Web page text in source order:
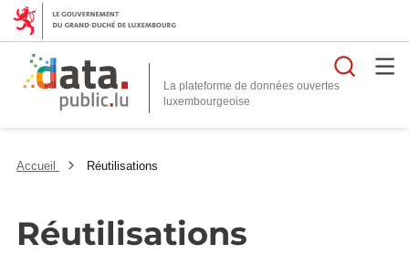
La plateforme de données ouvertes
Accueil Réutilisations
Réutilisations